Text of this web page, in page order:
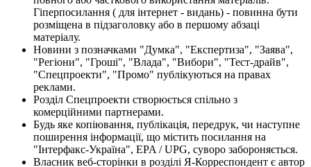
Гіперпосилання ( для інтернет - видань) - повинна бути
розміщена в підзаголовку або в першому абзаці
матеріалу.
Новини з позначками "Думка", "Експертиза", "Заява",
"Регіони", "Гроші", "Влада", "Вибори", "Тест-драйв",
"Спецпроекти", "Промо" публікуються на правах
реклами.
Розділ Спецпроекти створюється спільно з
комерційними партнерами.
Будь яке копіювання, публікація, передрук, чи наступне
поширення інформації, що містить посилання на
"Інтерфакс-Україна", EPA / UPG, суворо забороняється.
Власник веб-сторінки в розділі Я-Корреспондент є автор